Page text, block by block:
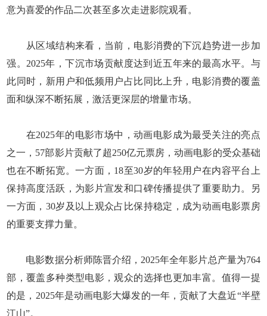
意为喜爱的作品二次甚至多次走进影院观看。
从区域结构来看，当前，电影消费的下沉趋势进一步加
强。2025年，下沉市场贡献度达到近五年来的最高水平。与
此同时，新用户和低频用户占比同比上升，电影消费的覆盖
面和纵深不断拓展，激活更深层的增量市场。
在2025年的电影市场中，动画电影成为最受关注的亮点
之一，57部影片贡献了超250亿元票房，动画电影的受众基础
也在不断拓宽。一方面，18至30岁的年轻用户在内容平台上
保持高度活跃，为影片宣发和口碑传播提供了重要助力。另
一方面，30岁及以上观众占比保持稳定，成为动画电影票房
的重要支撑力量。
电影数据分析师陈晋介绍，2025年全年影片总产量为764
部，覆盖多种类型电影，观众的选择也更加丰富。值得一提
的是，2025年是动画电影大爆发的一年，贡献了大盘近“半壁
江山”。